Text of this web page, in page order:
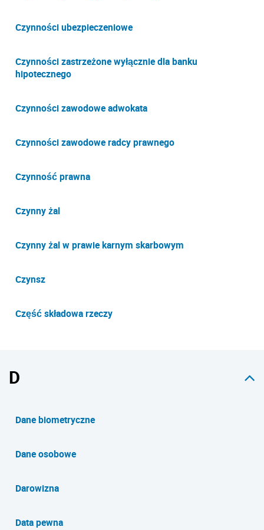
Czynności ubezpieczeniowe
Czynności zastrzeżone wyłącznie dla banku
hipotecznego
Czynności zawodowe adwokata
Czynności zawodowe radcy prawnego
Czynność prawna
Czynny żal
Czynny żal w prawie karnym skarbowym
Czynsz
Część składowa rzeczy
D
Dane biometryczne
Dane osobowe
Darowizna
Data pewna